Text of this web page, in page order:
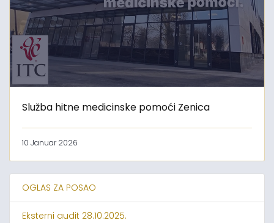
Služba hitne medicinske pomoći Zenica
10 Januar 2026
OGLAS ZA POSAO
Eksterni audit 28.10.2025.